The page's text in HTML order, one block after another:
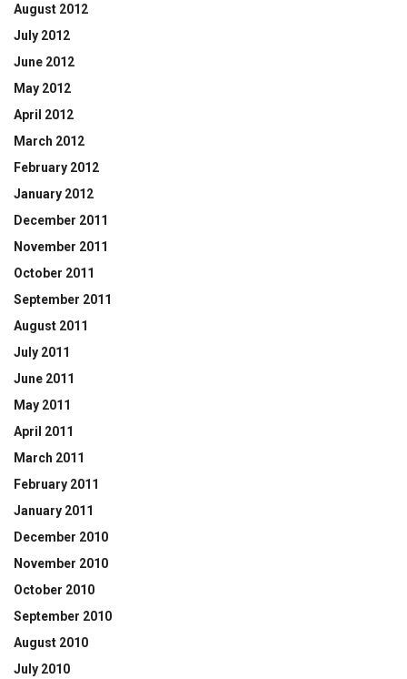
August 2012
July 2012
June 2012
May 2012
April 2012
March 2012
February 2012
January 2012
December 2011
November 2011
October 2011
September 2011
August 2011
July 2011
June 2011
May 2011
April 2011
March 2011
February 2011
January 2011
December 2010
November 2010
October 2010
September 2010
August 2010
July 2010